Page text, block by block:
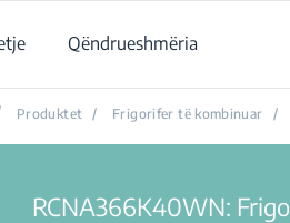
Qëndrueshmëria
Produktet / Frigorifer të kombinuar /
RCNA366K40WN: